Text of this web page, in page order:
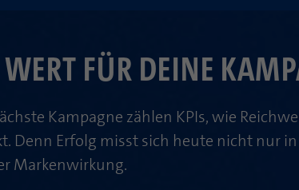
FÜR DEINE
Kampagne zählen KPIs, wie
Denn Erfolg misst sich heute nicht nur
Markenwirkung.